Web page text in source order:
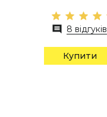
8 відгуків
Купити